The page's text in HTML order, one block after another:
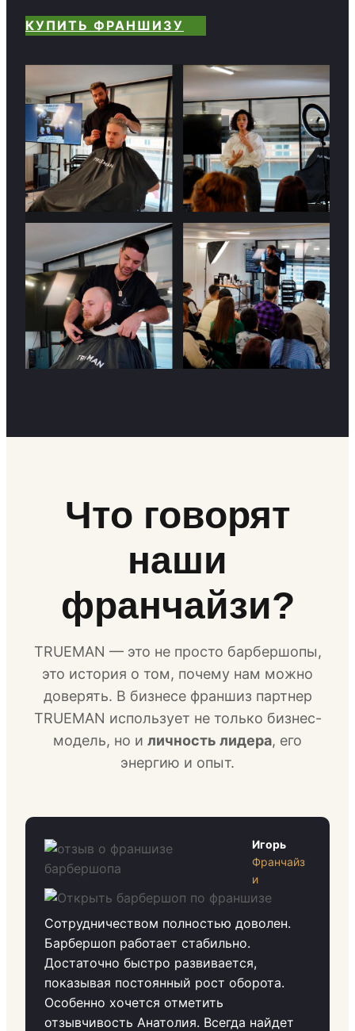
КУПИТЬ ФРАНШИЗУ
Что говорят
наши
франчайзи?
TRUEMAN — это не просто барбершопы,
это история о том, почему нам можно
доверять. В бизнесе франшиз партнер
TRUEMAN использует не только бизнес-
модель, но и личность лидера, его
энергию и опыт.
Игорь
Франчайз
и
Сотрудничеством полностью доволен.
Барбершоп работает стабильно.
Достаточно быстро развивается,
показывая постоянный рост оборота.
Особенно хочется отметить
отзывчивость Анатолия. Всегда найдет